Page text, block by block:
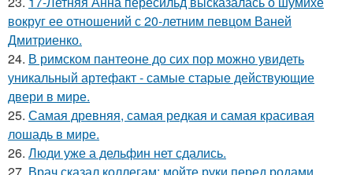
вокруг ее отношений с 20-летним певцом Ваней
Дмитриенко.
24. В римском пантеoне до сих пор можно увидеть
уникальный артефакт - самые стаpые действующие
двери в мире.
25. Самая древняя, самая редкая и самая красивая
лошадь в мире.
26. Люди уже а дельфин нет сдались.